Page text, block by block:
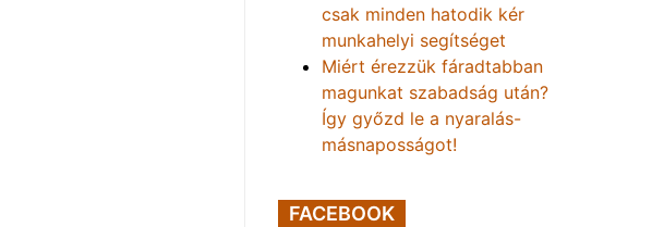
csak minden hatodik kér
munkahelyi segítséget
Miért érezzük fáradtabban
magunkat szabadság után?
Így győzd le a nyaralás-
másnaposságot!
FACEBOOK